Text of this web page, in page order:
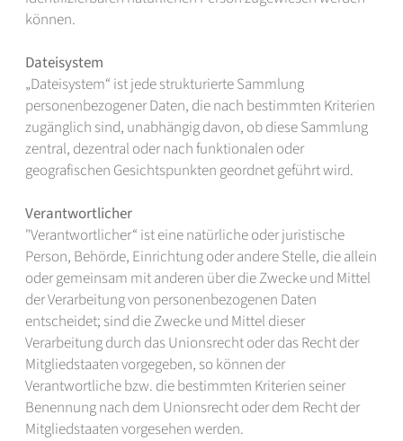
können.
Dateisystem
„Dateisystem“ ist jede strukturierte Sammlung
personenbezogener Daten, die nach bestimmten Kriterien
zugänglich sind, unabhängig davon, ob diese Sammlung
zentral, dezentral oder nach funktionalen oder
geografischen Gesichtspunkten geordnet geführt wird.
Verantwortlicher
"Verantwortlicher“ ist eine natürliche oder juristische
Person, Behörde, Einrichtung oder andere Stelle, die allein
oder gemeinsam mit anderen über die Zwecke und Mittel
der Verarbeitung von personenbezogenen Daten
entscheidet; sind die Zwecke und Mittel dieser
Verarbeitung durch das Unionsrecht oder das Recht der
Mitgliedstaaten vorgegeben, so können der
Verantwortliche bzw. die bestimmten Kriterien seiner
Benennung nach dem Unionsrecht oder dem Recht der
Mitgliedstaaten vorgesehen werden.